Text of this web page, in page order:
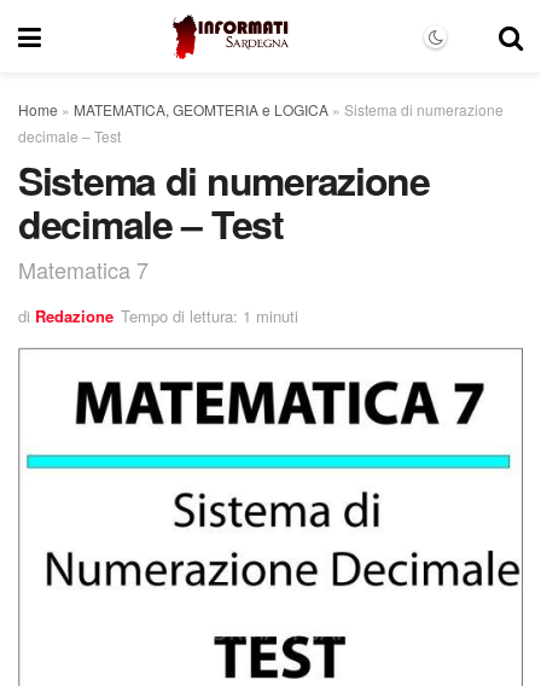
Home » MATEMATICA, GEOMTERIA e LOGICA » Sistema di numerazione
decimale – Test
Sistema di numerazione
decimale – Test
Matematica 7
di Redazione Tempo di lettura: 1 minuti